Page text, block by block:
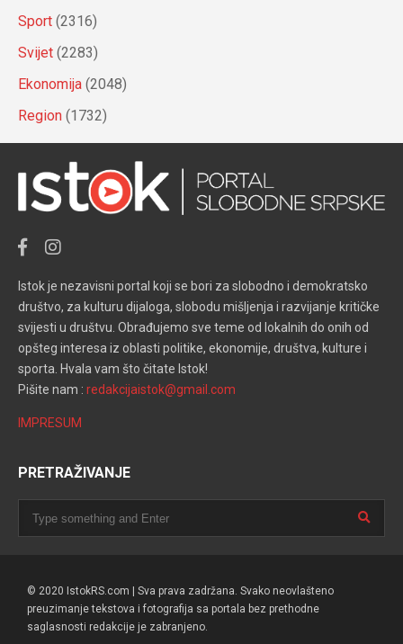
Sport (2316)
Svijet (2283)
Ekonomija (2048)
Region (1732)
Istok je nezavisni portal koji se bori za slobodno i demokratsko
društvo, za kulturu dijaloga, slobodu mišljenja i razvijanje kritičke
svijesti u društvu. Obrađujemo sve teme od lokalnih do onih od
opšteg interesa iz oblasti politike, ekonomije, društva, kulture i
sporta. Hvala vam što čitate Istok!
Pišite nam : redakcijaistok@gmail.com
IMPRESUM
PRETRAŽIVANJE
© 2020 IstokRS.com | Sva prava zadržana. Svako neovlašteno
preuzimanje tekstova i fotografija sa portala bez prethodne
saglasnosti redakcije je zabranjeno.